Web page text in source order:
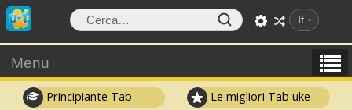
It
Menu
Principiante Tab Le migliori Tab uke